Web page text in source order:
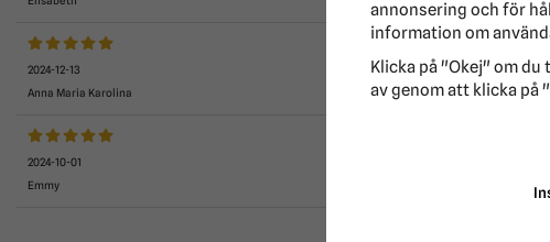
2024-12-13
Anna Maria Karolina
2024-10-01
Emmy
annonsering och för
information om
Klicka på "Okej" om
av genom att klicka på